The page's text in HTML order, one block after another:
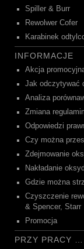
Spiller & Burr
Rewolwer Cofer
Karabinek
INFORMACJE
Akcja
Jak odczytywać
Analiza
Zmiana
Odpowiedzi
Czy można
Zdejmowanie
Nakładanie
Gdzie można
Czyszczenie
& Spencer, Starr
Promocja
PRZY PRACY …